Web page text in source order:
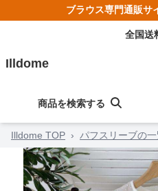
ブラウス専門通販サ
全国送
Illdome
商品を検索する
Illdome TOP › パフスリーブの一